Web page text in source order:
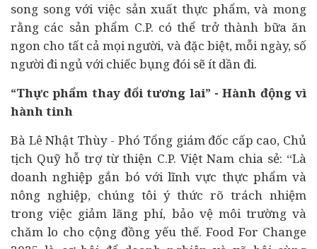
song song với việc sản xuất thực phẩm, và mong
rằng các sản phẩm C.P. có thể trở thành bữa ăn
ngon cho tất cả mọi người, và đặc biệt, mỗi ngày, số
người đi ngủ với chiếc bụng đói sẽ ít dần đi.
“Thực phẩm thay đổi tương lai” - Hành động vì
hành tinh
Bà Lê Nhật Thùy - Phó Tổng giám đốc cấp cao, Chủ
tịch Quỹ hỗ trợ từ thiện C.P. Việt Nam chia sẻ: “Là
doanh nghiệp gắn bó với lĩnh vực thực phẩm và
nông nghiệp, chúng tôi ý thức rõ trách nhiệm
trong việc giảm lãng phí, bảo vệ môi trường và
chăm lo cho cộng đồng yếu thế. Food For Change